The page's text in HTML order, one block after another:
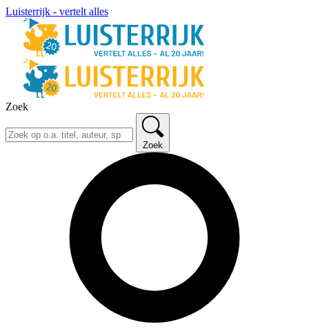
Luisterrijk - vertelt alles
Zoek
Zoek